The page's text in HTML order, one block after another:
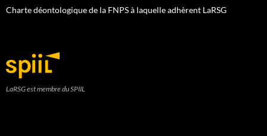
Charte déontologique de la FNPS à laquelle adhèrent LaRSG
LaRSG est membre du SPIIL